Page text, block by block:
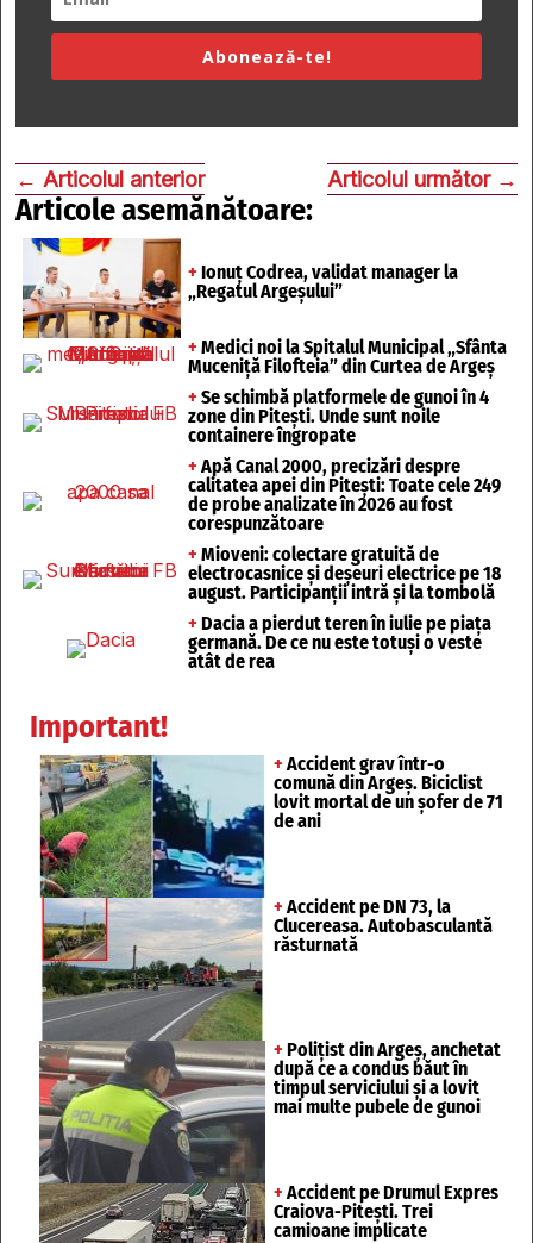
Abonează-te!
← Articolul anterior Articolul următor→
Articole asemănătoare:
+ Ionuț Codrea, validat manager la
„Regatul Argeșului”
+ Medici noi la Spitalul Municipal „Sfânta
Muceniță Filofteia” din Curtea de Argeș
+ Se schimbă platformele de gunoi în 4
zone din Pitești. Unde sunt noile
containere îngropate
+ Apă Canal 2000, precizări despre
calitatea apei din Pitești: Toate cele 249
de probe analizate în 2026 au fost
corespunzătoare
+ Mioveni: colectare gratuită de
electrocasnice și deșeuri electrice pe 18
august. Participanții intră și la tombolă
+ Dacia a pierdut teren în iulie pe piața
germană. De ce nu este totuși o veste
atât de rea
Important!
+ Accident grav într-o
comună din Argeș. Biciclist
lovit mortal de un șofer de 71
de ani
+ Accident pe DN 73, la
Clucereasa. Autobasculantă
răsturnată
+ Polițist din Argeș, anchetat
după ce a condus băut în
timpul serviciului și a lovit
mai multe pubele de gunoi
+ Accident pe Drumul Expres
Craiova-Pitești. Trei
camioane implicate